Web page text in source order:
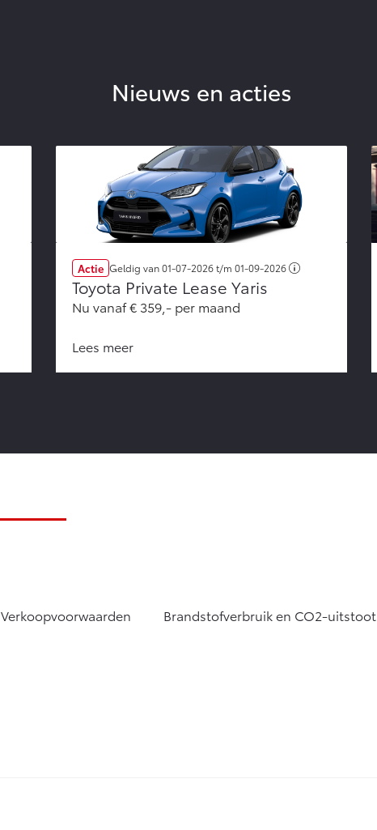
Nieuws en acties
Actie Geldig van01-07-2026t/m 01-09-2026
Toyota Private Lease Yaris
Nu vanaf € 359,- per maand
Lees meer
Verkoopvoorwaarden Brandstofverbruik en CO2-uitstoot